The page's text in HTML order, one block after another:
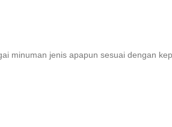
minuman jenis apapun sesuai dengan